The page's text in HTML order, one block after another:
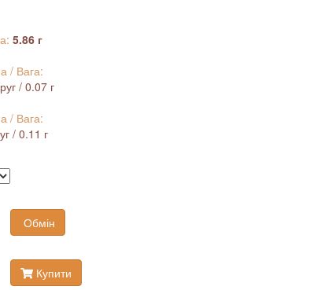
5.86 г
/ Вага:
/ 0.07 г
/ Вага:
/ 0.11 г
Обмін
Купити